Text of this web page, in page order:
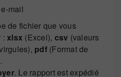
de fichier que vous
: xlsx (Excel), csv (valeurs
pdf(Format de
. Le rapport est expédié